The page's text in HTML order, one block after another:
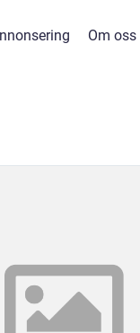
Om oss